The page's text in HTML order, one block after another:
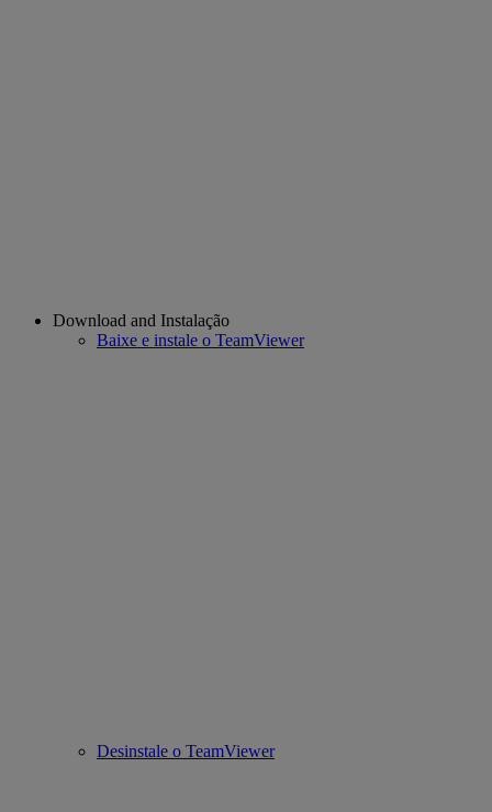
Download and Instalação
Baixe e instale o TeamViewer
Desinstale o TeamViewer